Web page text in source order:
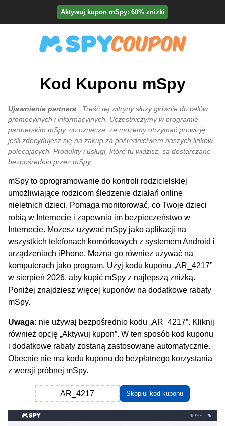
Aktywuj kupon mSpy: 60% zniżki
Kod Kuponu mSpy
Ujawnienie partnera : Treść tej witryny służy głównie do celów
promocyjnych i informacyjnych. Uczestniczymy w programie
partnerskim mSpy, co oznacza, że możemy otrzymać prowizję,
jeśli zdecydujesz się na zakup za pośrednictwem naszych linków
polecających. Produkty i usługi, które tu widzisz, są dostarczane
bezpośrednio przez mSpy.
mSpy to oprogramowanie do kontroli rodzicielskiej
umożliwiające rodzicom śledzenie działań online
nieletnich dzieci. Pomaga monitorować, co Twoje dzieci
robią w Internecie i zapewnia im bezpieczeństwo w
Internecie. Możesz używać mSpy jako aplikacji na
wszystkich telefonach komórkowych z systemem Android i
urządzeniach iPhone. Można go również używać na
komputerach jako program. Użyj kodu kuponu „AR_4217”
w sierpień 2026, aby kupić mSpy z najlepszą zniżką.
Poniżej znajdziesz więcej kuponów na dodatkowe rabaty
mSpy.
Uwaga: nie używaj bezpośrednio kodu „AR_4217”. Kliknij
również opcję „Aktywuj kupon”. W ten sposób kod kuponu
i dodatkowe rabaty zostaną zastosowane automatycznie.
Obecnie nie ma kodu kuponu do bezpłatnego korzystania
z wersji próbnej mSpy.
AR_4217 Skopiuj kod kuponu